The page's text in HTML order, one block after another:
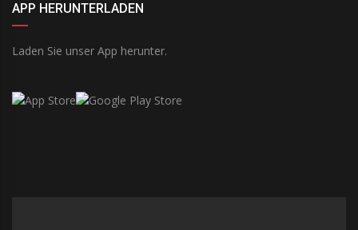
APP HERUNTERLADEN
Laden Sie unser App herunter.